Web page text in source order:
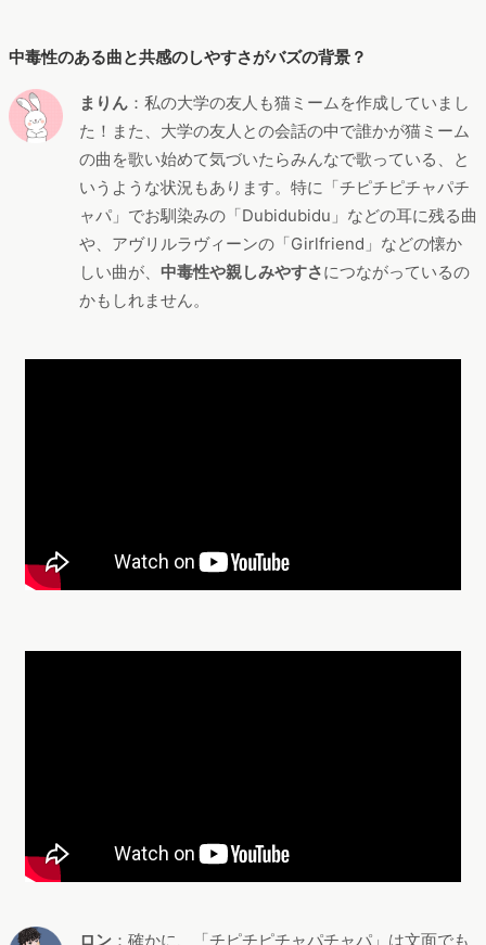
中毒性のある曲と共感のしやすさがバズの背景？
まりん ：私の大学の友人も猫ミームを作成していまし
た！また、大学の友人との会話の中で誰かが猫ミーム
の曲を歌い始めて気づいたらみんなで歌っている、と
いうような状況もあります。特に「チピチピチャパチ
ャパ」でお馴染みの「Dubidubidu」などの耳に残る曲
や、アヴリルラヴィーンの「Girlfriend」などの懐か
しい曲が、 中毒性や親しみやすさにつながっているの
かもしれません。
ロン ：確かに、「チピチピチャパチャパ」は文面でも